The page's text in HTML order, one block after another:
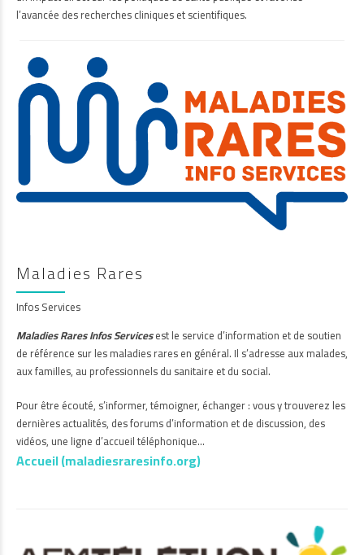
l’avancée des recherches cliniques et scientifiques.
Maladies Rares
Infos Services
Maladies Rares Infos Servicesest le service d’information et de soutien
de référence sur les maladies rares en général. Il s’adresse aux malades,
aux familles, au professionnels du sanitaire et du social.
Pour être écouté, s’informer, témoigner, échanger : vous y trouverez les
dernières actualités, des forums d’information et de discussion, des
vidéos, une ligne d’accueil téléphonique…
Accueil (maladiesraresinfo.org)